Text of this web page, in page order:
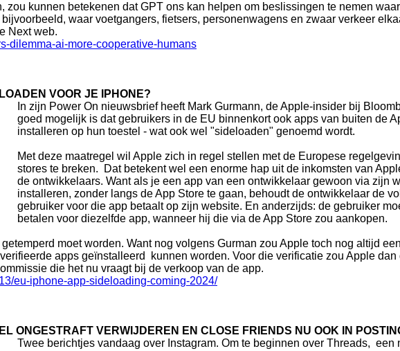
zou kunnen betekenen dat GPT ons kan helpen om beslissingen te nemen
waar voetgangers, fietsers, personenwagens en zwaar verkeer
Next web.
dilemma-ai-more-cooperative-humans
VOOR JE IPHONE?
In zijn Power On nieuwsbrief heeft Mark Gurmann, de Apple-insider bij
goed mogelijk is dat gebruikers in de EU binnenkort ook apps van buiten de
installeren op hun toestel - wat ook wel "sideloaden" genoemd wordt.
Met deze maatregel wil Apple zich in regel stellen met de Europese
stores te breken. Dat betekent wel een enorme hap uit de inkomsten van
de ontwikkelaars. Want als je een app van een ontwikkelaar gewoon via zijn
installeren, zonder langs de App Store te gaan, behoudt de ontwikkelaar de
gebruiker voor die app betaalt op zijn website. En anderzijds: de gebruiker
betalen voor diezelfde app, wanneer hij die via de App Store zou aankopen.
moet worden. Want nog volgens Gurman zou Apple toch nog altijd
apps geïnstalleerd kunnen worden. Voor die verificatie zou Apple
die het nu vraagt bij de verkoop van de app.
eu-iphone-app-sideloading-coming-2024/
ONGESTRAFT VERWIJDEREN EN CLOSE FRIENDS NU OOK IN
Twee berichtjes vandaag over Instagram. Om te beginnen over Threads, een